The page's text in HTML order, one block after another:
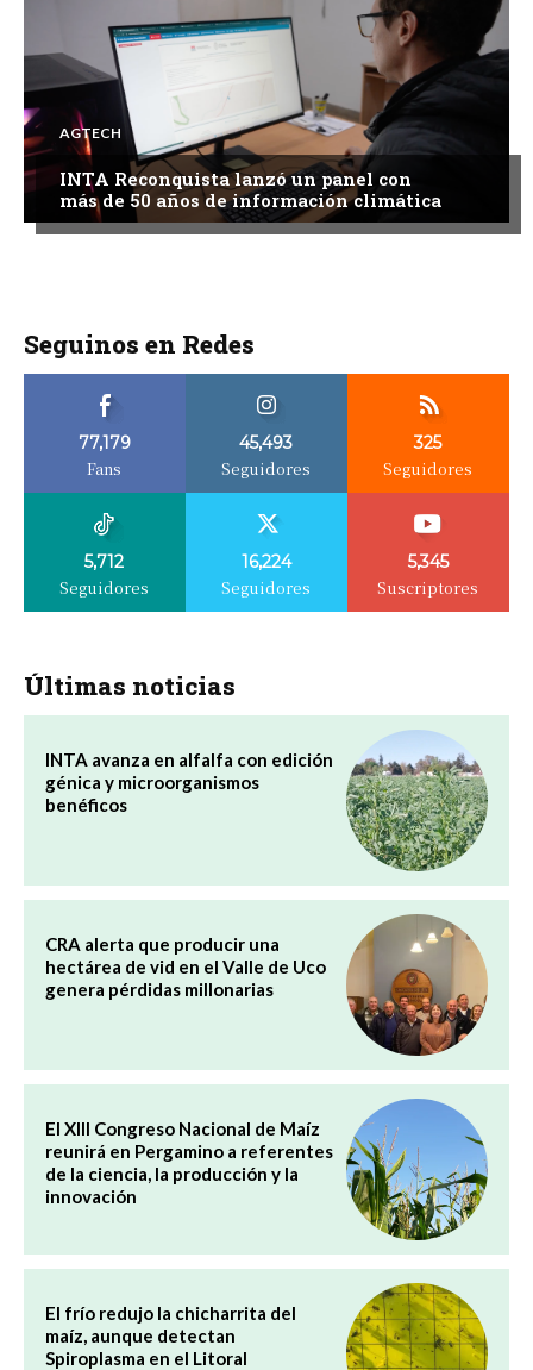
AGTECH
INTA Reconquista lanzó un panel con
más de 50 años de información climática
Seguinos en Redes
77,179
Fans
45,493
Seguidores
325
Seguidores
5,712
Seguidores
16,224
Seguidores
5,345
Suscriptores
Últimas noticias
INTA avanza en alfalfa con edición
génica y microorganismos
benéficos
CRA alerta que producir una
hectárea de vid en el Valle de Uco
genera pérdidas millonarias
El XIII Congreso Nacional de Maíz
reunirá en Pergamino a referentes
de la ciencia, la producción y la
innovación
El frío redujo la chicharrita del
maíz, aunque detectan
Spiroplasma en el Litoral